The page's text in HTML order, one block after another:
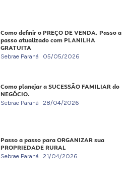
Como definir o PREÇO DE VENDA. Passo a
passo atualizado com PLANILHA
GRATUITA
Sebrae Paraná 05/05/2026
Como planejar a SUCESSÃO FAMILIAR do
NEGÓCIO.
Sebrae Paraná 28/04/2026
Passo a passo para ORGANIZAR sua
PROPRIEDADE RURAL
Sebrae Paraná 21/04/2026